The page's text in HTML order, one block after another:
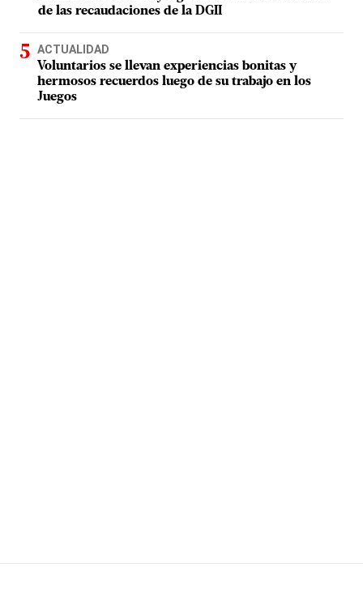
de las recaudaciones de la DGII
ACTUALIDAD
Voluntarios se llevan experiencias bonitas y
hermosos recuerdos luego de su trabajo en los
Juegos